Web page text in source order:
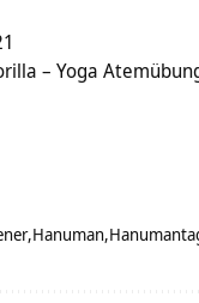
– Yoga
Hanuman